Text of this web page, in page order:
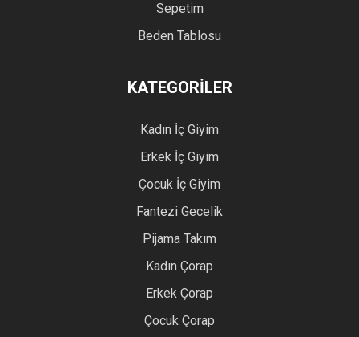
Sepetim
Beden Tablosu
KATEGORİLER
Kadın İç Giyim
Erkek İç Giyim
Çocuk İç Giyim
Fantezi Gecelik
Pijama Takım
Kadın Çorap
Erkek Çorap
Çocuk Çorap